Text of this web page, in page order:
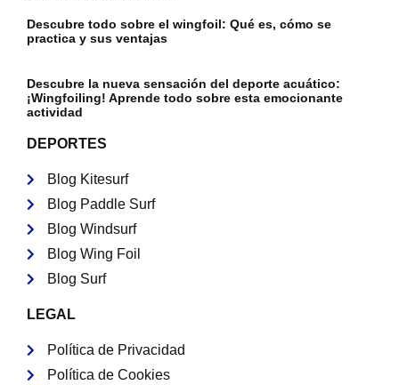
Descubre todo sobre el wingfoil: Qué es, cómo se
practica y sus ventajas
Descubre la nueva sensación del deporte acuático:
¡Wingfoiling! Aprende todo sobre esta emocionante
actividad
DEPORTES
Blog Kitesurf
Blog Paddle Surf
Blog Windsurf
Blog Wing Foil
Blog Surf
LEGAL
Política de Privacidad
Política de Cookies